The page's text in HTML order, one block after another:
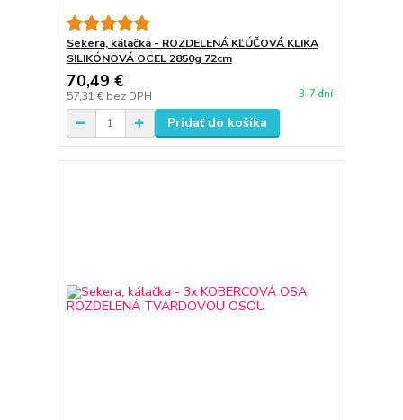
Sekera, kálačka - ROZDELENÁ KĽÚČOVÁ KLIKA
SILIKÓNOVÁ OCEL 2850g 72cm
70,49 €
57,31 € bez DPH 3-7 dní
Pridať do košíka